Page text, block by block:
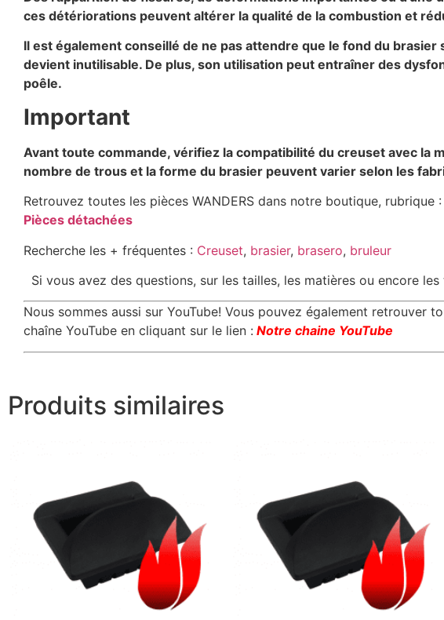
ces détériorations peuvent altérer la qualité de la combustion et
Il est également conseillé de ne pas attendre que le fond du
devient inutilisable. De plus, son utilisation peut entraîner des
poêle.
Important
Avant toute commande, vérifiez la compatibilité du creuset avec la
nombre de trous et la forme du brasier peuvent varier selon les
Retrouvez toutes les pièces WANDERS dans notre boutique, rubrique
Pièces détachées
Recherche les + fréquentes : Creuset, brasier, brasero, bruleur
Si vous avez des questions, sur les tailles, les matières ou encore
Nous sommes aussi sur YouTube! Vous pouvez également
chaîne YouTube en cliquant sur le lien : Notre chaine YouTube
Produits similaires